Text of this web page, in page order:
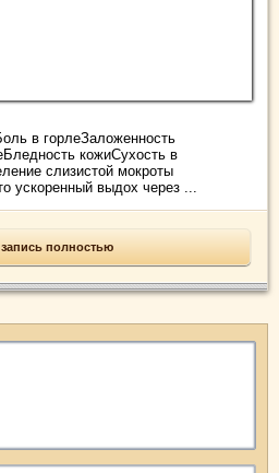
в горлеЗаложенность
кожиСухость в
слизистой мокроты
ускоренный выдох через ...
запись полностью